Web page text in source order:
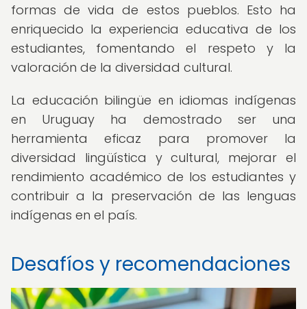
formas de vida de estos pueblos. Esto ha
enriquecido la experiencia educativa de los
estudiantes, fomentando el respeto y la
valoración de la diversidad cultural.
La educación bilingüe en idiomas indígenas
en Uruguay ha demostrado ser una
herramienta eficaz para promover la
diversidad lingüística y cultural, mejorar el
rendimiento académico de los estudiantes y
contribuir a la preservación de las lenguas
indígenas en el país.
Desafíos y recomendaciones